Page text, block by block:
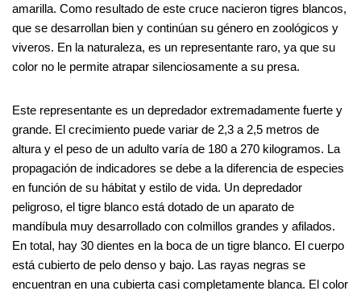
amarilla. Como resultado de este cruce nacieron tigres blancos,
que se desarrollan bien y continúan su género en zoológicos y
viveros. En la naturaleza, es un representante raro, ya que su
color no le permite atrapar silenciosamente a su presa.
Este representante es un depredador extremadamente fuerte y
grande. El crecimiento puede variar de 2,3 a 2,5 metros de
altura y el peso de un adulto varía de 180 a 270 kilogramos. La
propagación de indicadores se debe a la diferencia de especies
en función de su hábitat y estilo de vida. Un depredador
peligroso, el tigre blanco está dotado de un aparato de
mandíbula muy desarrollado con colmillos grandes y afilados.
En total, hay 30 dientes en la boca de un tigre blanco. El cuerpo
está cubierto de pelo denso y bajo. Las rayas negras se
encuentran en una cubierta casi completamente blanca. El color